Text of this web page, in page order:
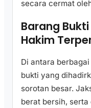
secara cermat
Barang
Hakim
Di antara
bukti yang
sorotan besar.
berat bersih,